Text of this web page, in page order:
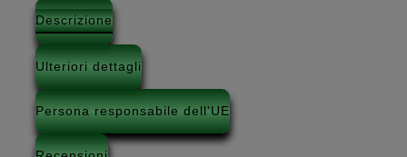
Descrizione
Ulteriori dettagli
Persona responsabile dell'UE